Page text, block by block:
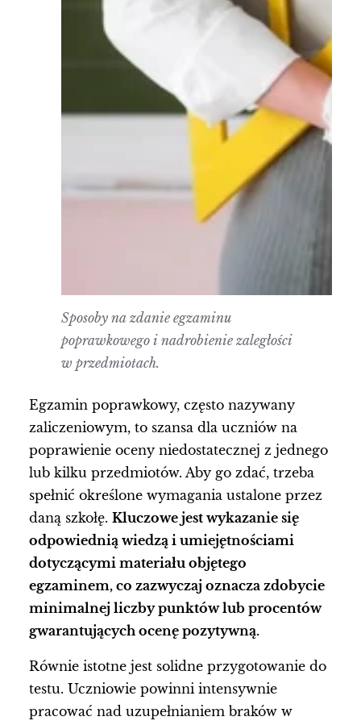
Sposoby na zdanie egzaminu
poprawkowego i nadrobienie zaległości
w przedmiotach.
Egzamin poprawkowy, często nazywany
zaliczeniowym, to szansa dla uczniów na
poprawienie oceny niedostatecznej z jednego
lub kilku przedmiotów. Aby go zdać, trzeba
spełnić określone wymagania ustalone przez
daną szkołę. Kluczowe jest wykazanie się
odpowiednią wiedzą i umiejętnościami
dotyczącymi materiału objętego
egzaminem, co zazwyczaj oznacza zdobycie
minimalnej liczby punktów lub procentów
gwarantujących ocenę pozytywną.
Równie istotne jest solidne przygotowanie do
testu. Uczniowie powinni intensywnie
pracować nad uzupełnianiem braków w